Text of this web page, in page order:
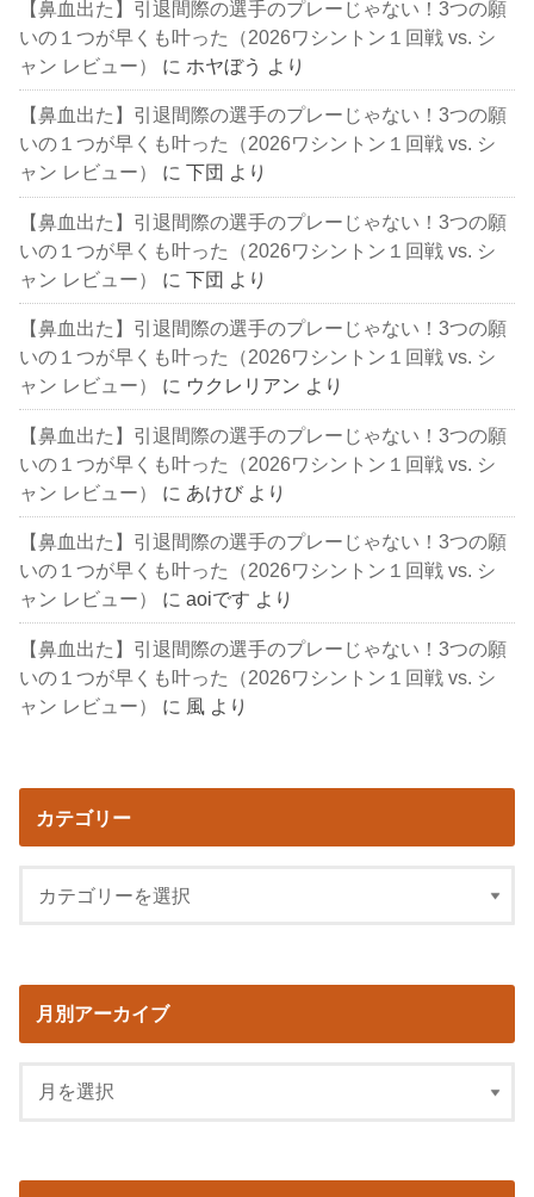
【鼻血出た】引退間際の選手のプレーじゃない！3つの願
いの１つが早くも叶った（2026ワシントン１回戦 vs. シ
ャン レビュー）
に ホヤぼう より
【鼻血出た】引退間際の選手のプレーじゃない！3つの願
いの１つが早くも叶った（2026ワシントン１回戦 vs. シ
ャン レビュー）
に下団 より
【鼻血出た】引退間際の選手のプレーじゃない！3つの願
いの１つが早くも叶った（2026ワシントン１回戦 vs. シ
ャン レビュー）
に下団 より
【鼻血出た】引退間際の選手のプレーじゃない！3つの願
いの１つが早くも叶った（2026ワシントン１回戦 vs. シ
ャン レビュー）
に ウクレリアン より
【鼻血出た】引退間際の選手のプレーじゃない！3つの願
いの１つが早くも叶った（2026ワシントン１回戦 vs. シ
ャン レビュー）
に あけび より
【鼻血出た】引退間際の選手のプレーじゃない！3つの願
いの１つが早くも叶った（2026ワシントン１回戦 vs. シ
ャン レビュー）
にaoiです より
【鼻血出た】引退間際の選手のプレーじゃない！3つの願
いの１つが早くも叶った（2026ワシントン１回戦 vs. シ
ャン レビュー）
に 風 より
カテゴリー
月別アーカイブ